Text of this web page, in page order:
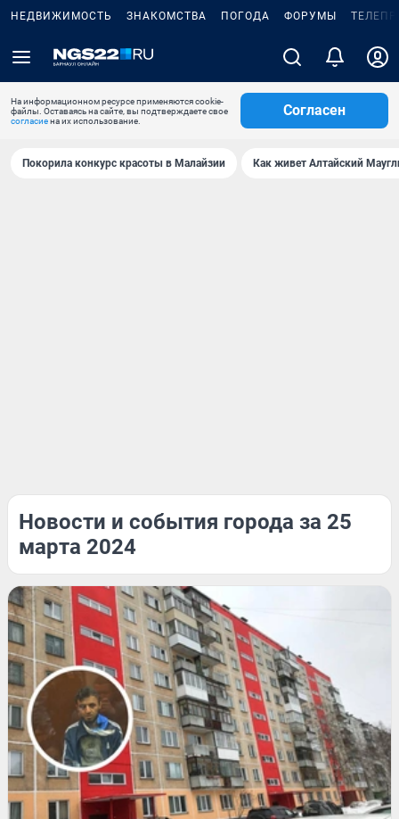
НЕДВИЖИМОСТЬ ЗНАКОМСТВА ПОГОДА ФОРУМЫ
На информационном ресурсе применяются cookie-
файлы. Оставаясь на сайте, вы подтверждаете свое
согласиена их использование.
Согласен
Покорила конкурс красоты в Малайзии Как живет Алтайский
Новости и события города за 25
марта 2024